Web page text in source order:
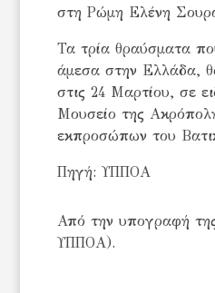
στη Ρώμη Ελένη
Τα τρία θραύσματα
άμεσα στην Ελλάδα,
στις 24 Μαρτίου, σε
Μουσείο της
εκπροσώπων του
Πηγή: ΥΠΠΟΑ
Από την υπογραφή
ΥΠΠΟΑ).